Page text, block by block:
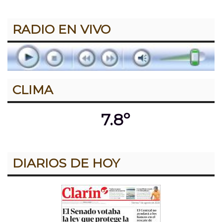
RADIO EN VIVO
CLIMA
7.8º
DIARIOS DE HOY